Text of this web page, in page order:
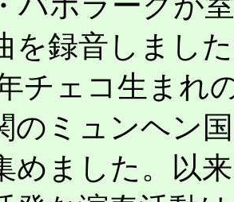
を録音しまし
チェコ生まれ
のミュンヘン
めました。以